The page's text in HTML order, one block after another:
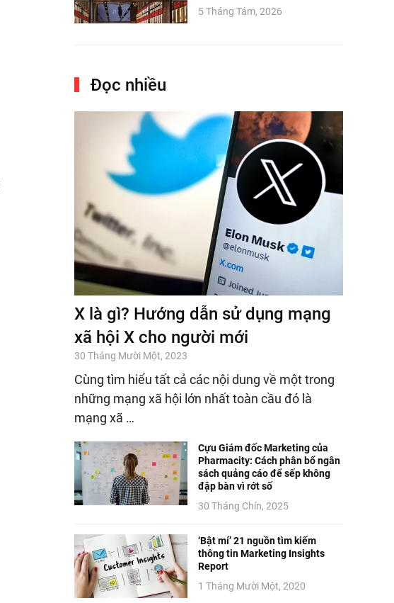
5 Tháng Tám, 2026
Đọc nhiều
X là gì? Hướng dẫn sử dụng mạng
xã hội X cho người mới
30 Tháng Mười Một, 2023
Cùng tìm hiểu tất cả các nội dung về một trong
những mạng xã hội lớn nhất toàn cầu đó là
mạng xã …
Cựu Giám đốc Marketing của
Pharmacity: Cách phân bổ ngân
sách quảng cáo để sếp không
đập bàn vì rớt số
30 Tháng Chín, 2025
‘Bật mí’ 21 nguồn tìm kiếm
thông tin Marketing Insights
Report
1 Tháng Mười Một, 2020